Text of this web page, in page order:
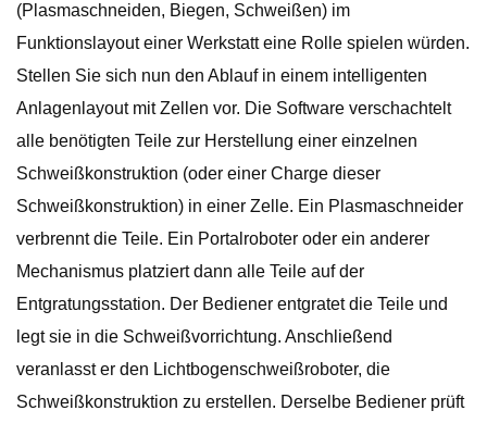
(Plasmaschneiden, Biegen, Schweißen) im
Funktionslayout einer Werkstatt eine Rolle spielen würden.
Stellen Sie sich nun den Ablauf in einem intelligenten
Anlagenlayout mit Zellen vor. Die Software verschachtelt
alle benötigten Teile zur Herstellung einer einzelnen
Schweißkonstruktion (oder einer Charge dieser
Schweißkonstruktion) in einer Zelle. Ein Plasmaschneider
verbrennt die Teile. Ein Portalroboter oder ein anderer
Mechanismus platziert dann alle Teile auf der
Entgratungsstation. Der Bediener entgratet die Teile und
legt sie in die Schweißvorrichtung. Anschließend
veranlasst er den Lichtbogenschweißroboter, die
Schweißkonstruktion zu erstellen. Derselbe Bediener prüft